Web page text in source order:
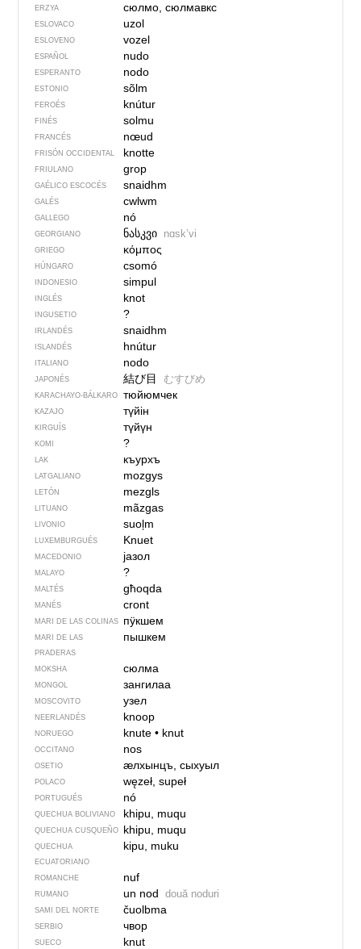
ERZYA сюлмо, сюлмавкс
ESLOVACO uzol
ESLOVENO vozel
ESPAÑOL nudo
ESPERANTO nodo
ESTONIO sõlm
FEROÉS knútur
FINÉS solmu
FRANCÉS nœud
FRISÓN OCCIDENTAL knotte
FRIULANO grop
GAÉLICO ESCOCÉS snaidhm
GALÉS cwlwm
GALLEGO nó
GEORGIANO ნასკვი nɑskʼvi
GRIEGO κόμπος
HÚNGARO csomó
INDONESIO simpul
INGLÉS knot
INGUSETIO ?
IRLANDÉS snaidhm
ISLANDÉS hnútur
ITALIANO nodo
JAPONÉS 結び目 むすびめ
KARACHAYO-BÁLKARO тюйюмчек
KAZAJO түйін
KIRGUÍS түйүн
KOMI ?
LAK къурхъ
LATGALIANO mozgys
LETÓN mezgls
LITUANO mãzgas
LIVONIO suoļm
LUXEMBURGUÉS Knuet
MACEDONIO јазол
MALAYO ?
MALTÉS għoqda
MANÉS cront
MARI DE LAS COLINAS пӱкшем
MARI DE LAS
PRADERAS
пышкем
MOKSHA сюлма
MONGOL зангилаа
MOSCOVITO узел
NEERLANDÉS knoop
NORUEGO knute• knut
OCCITANO nos
OSETIO ӕлхынцъ, сыхуыл
POLACO węzeł, supeł
PORTUGUÉS nó
QUECHUA BOLIVIANO khipu, muqu
QUECHUA CUSQUEÑO khipu, muqu
QUECHUA
ECUATORIANO
kipu, muku
ROMANCHE nuf
RUMANO un nod două noduri
SAMI DEL NORTE čuolbma
SERBIO чвор
SUECO knut